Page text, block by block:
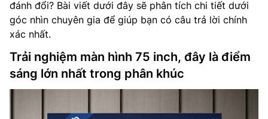
đánh đổi? Bài viết dưới đây sẽ phân tích chi tiết dưới
góc nhìn chuyên gia để giúp bạn có câu trả lời chính
xác nhất.
Trải nghiệm màn hình 75 inch, đây là điểm
sáng lớn nhất trong phân khúc